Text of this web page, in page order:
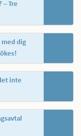
– Tre
med dig
inte